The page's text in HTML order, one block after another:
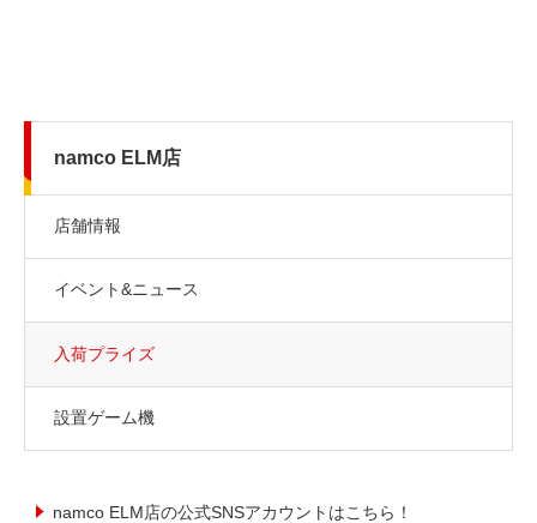
namco ELM店
店舗情報
イベント&ニュース
入荷プライズ
設置ゲーム機
namco ELM店の公式SNSアカウントはこちら！